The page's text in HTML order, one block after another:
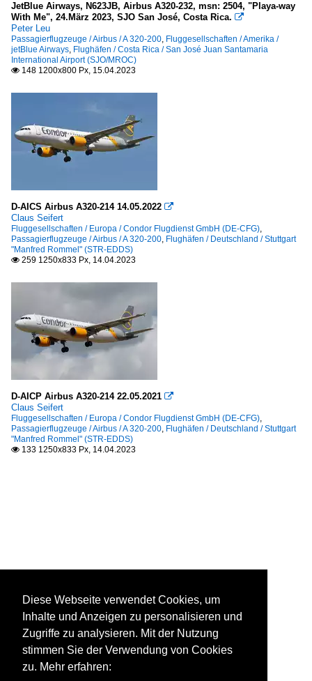
JetBlue Airways, N623JB, Airbus A320-232, msn: 2504, "Playa-way
With Me", 24.März 2023, SJO San José, Costa Rica. 
Peter Leu
Passagierflugzeuge / Airbus / A 320-200, Fluggesellschaften / Amerika /
jetBlue Airways, Flughäfen / Costa Rica / San José Juan Santamaria
International Airport (SJO/MROC)
 148 1200x800 Px, 15.04.2023
D-AICS Airbus A320-214 14.05.2022 
Claus Seifert
Fluggesellschaften / Europa / Condor Flugdienst GmbH (DE-CFG),
Passagierflugzeuge / Airbus / A 320-200, Flughäfen / Deutschland / Stuttgart
"Manfred Rommel" (STR-EDDS)
 259 1250x833 Px, 14.04.2023
D-AICP Airbus A320-214 22.05.2021 
Claus Seifert
Fluggesellschaften / Europa / Condor Flugdienst GmbH (DE-CFG),
Passagierflugzeuge / Airbus / A 320-200, Flughäfen / Deutschland / Stuttgart
"Manfred Rommel" (STR-EDDS)
 133 1250x833 Px, 14.04.2023
Diese Webseite verwendet Cookies, um
Inhalte und Anzeigen zu personalisieren und
Zugriffe zu analysieren. Mit der Nutzung
stimmen Sie der Verwendung von Cookies
zu. Mehr erfahren: